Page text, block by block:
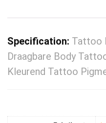
Specification: Tattoo
Draagbare Body
Kleurend Tattoo